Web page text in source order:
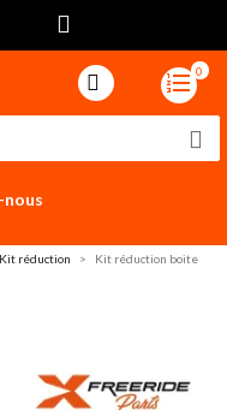
0
Kit réduction
Kit réduction boite